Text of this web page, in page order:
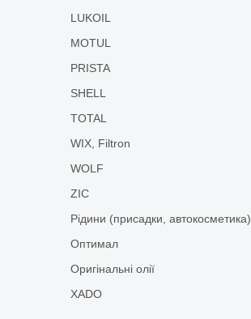
LUKOIL
MOTUL
PRISTA
SHELL
TOTAL
WIX, Filtron
WOLF
ZIC
Рідини (присадки, автокосметика)
Оптимал
Оригінальні олії
XADO